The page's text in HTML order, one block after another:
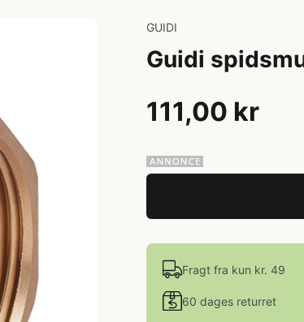
GUIDI
Guidi
111,00 kr
Fragt fra kun kr. 49
60 dages returret